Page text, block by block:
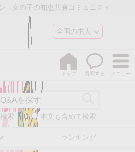
- 女の子の知恵共有コミュニティ
全国の求人
トップ 質問する メニュー
索 本文も含めて検索
ランキング